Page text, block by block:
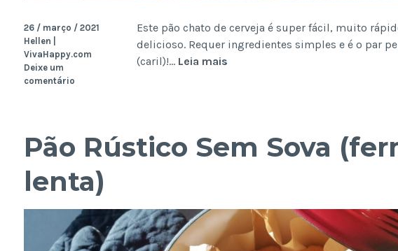
Este pão chato de cerveja é super fácil, muito
delicioso. Requer ingredientes simples e é o par
(caril)!… Leia mais
rápido)
26 / março / 2021
Hellen |
VivaHappy.com
Deixe um
comentário
Pão Rústico Sem Sova
lenta)